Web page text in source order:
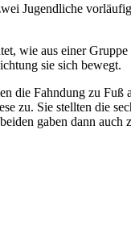
Jugendliche
wie aus einer
sie sich bewegt.
die Fahndung zu
zu. Sie stellten die
gaben dann